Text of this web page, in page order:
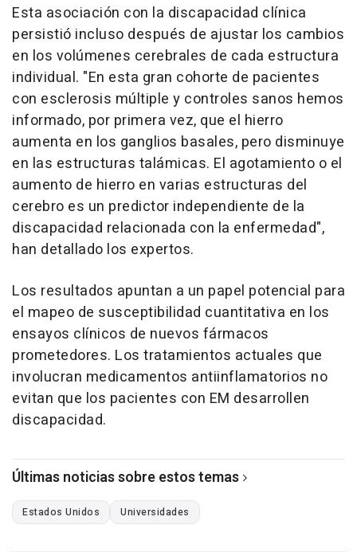
Esta asociación con la discapacidad clínica
persistió incluso después de ajustar los cambios
en los volúmenes cerebrales de cada estructura
individual. "En esta gran cohorte de pacientes
con esclerosis múltiple y controles sanos hemos
informado, por primera vez, que el hierro
aumenta en los ganglios basales, pero disminuye
en las estructuras talámicas. El agotamiento o el
aumento de hierro en varias estructuras del
cerebro es un predictor independiente de la
discapacidad relacionada con la enfermedad",
han detallado los expertos.
Los resultados apuntan a un papel potencial para
el mapeo de susceptibilidad cuantitativa en los
ensayos clínicos de nuevos fármacos
prometedores. Los tratamientos actuales que
involucran medicamentos antiinflamatorios no
evitan que los pacientes con EM desarrollen
discapacidad.
Últimas noticias sobre estos temas
Estados Unidos Universidades